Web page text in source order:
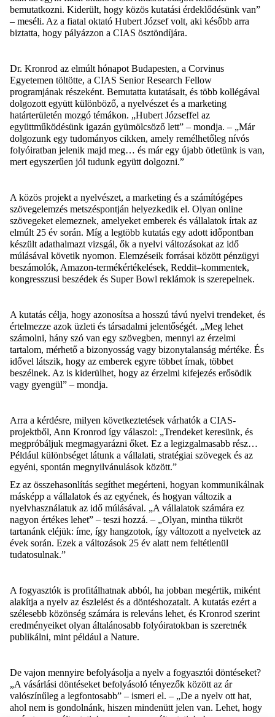
bemutatkozni. Kiderült, hogy közös kutatási érdeklődésünk van”
– meséli. Az a fiatal oktató Hubert József volt, aki később arra
biztatta, hogy pályázzon a CIAS ösztöndíjára.
Dr. Kronrod az elmúlt hónapot Budapesten, a Corvinus
Egyetemen töltötte, a CIAS SeniorResearch Fellow
programjának részeként. Bemutatta kutatásait, és több kollégával
dolgozott együtt különböző, a nyelvészet és a marketing
határterületén mozgó témákon. „Hubert Józseffel az
együttműködésünk igazán gyümölcsöző lett” – mondja. – „Már
dolgozunk egy tudományos cikken, amely remélhetőleg nívós
folyóiratban jelenik majd meg… és már egy újabb ötletünk is van,
mert egyszerűen jól tudunk együtt dolgozni.”
A közös projekt a nyelvészet, a marketing és a számítógépes
szövegelemzés metszéspontján helyezkedik el. Olyan online
szövegeket elemeznek, amelyeket emberek és vállalatok írtak az
elmúlt 25 év során. Míg a legtöbb kutatás egy adott időpontban
készült adathalmazt vizsgál, ők a nyelvi változásokat az idő
múlásával követik nyomon. Elemzéseik forrásai között pénzügyi
beszámolók, Amazon-termékértékelések, Reddit–kommentek,
kongresszusi beszédek és Super Bowl reklámok is szerepelnek.
A kutatás célja, hogy azonosítsa a hosszú távú nyelvi trendeket, és
értelmezze azok üzleti és társadalmi jelentőségét. „Meg lehet
számolni, hány szó van egy szövegben, mennyi az érzelmi
tartalom, mérhető a bizonyosság vagy bizonytalanság mértéke. És
idővel látszik, hogy az emberek egyre többet írnak, többet
beszélnek. Az is kiderülhet, hogy az érzelmi kifejezés erősödik
vagy gyengül” – mondja.
Arra a kérdésre, milyen következtetések várhatók a CIAS-
projektből, Ann Kronrod így válaszol: „Trendeket keresünk, és
megpróbáljuk megmagyarázni őket. Ez a legizgalmasabb rész…
Például különbséget látunk a vállalati, stratégiai szövegek és az
egyéni, spontán megnyilvánulások között.”
Ez az összehasonlítás segíthet megérteni, hogyan kommunikálnak
másképp a vállalatok és az egyének, és hogyan változik a
nyelvhasználatuk az idő múlásával. „A vállalatok számára ez
nagyon értékes lehet” – teszi hozzá. – „Olyan, mintha tükröt
tartanánk eléjük: íme, így hangzotok, így változott a nyelvetek az
évek során. Ezek a változások 25 év alatt nem feltétlenül
tudatosulnak.”
A fogyasztók is profitálhatnak abból, ha jobban megértik, miként
alakítja a nyelv az észlelést és a döntéshozatalt. A kutatás ezért a
szélesebb közönség számára is releváns lehet, és Kronrod szerint
eredményeiket olyan általánosabb folyóiratokban is szeretnék
publikálni, mint például a Nature.
De vajon mennyire befolyásolja a nyelv a fogyasztói döntéseket?
„A vásárlási döntéseket befolyásoló tényezők között az ár
valószínűleg a legfontosabb” – ismeri el. – „De a nyelv ott hat,
ahol nem is gondolnánk, hiszen mindenütt jelen van. Lehet, hogy